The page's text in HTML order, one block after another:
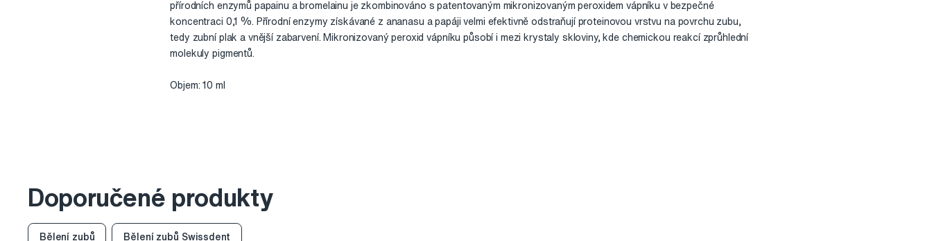
přírodních enzymů papainu a bromelainu je zkombinováno s patentovaným mikronizovaným peroxidem vápníku v bezpečné
koncentraci 0,1 %. Přírodní enzymy získávané z ananasu a papáji velmi efektivně odstraňují proteinovou vrstvu na povrchu zubu,
tedy zubní plak a vnější zabarvení. Mikronizovaný peroxid vápníku působí i mezi krystaly skloviny, kde chemickou reakcí zprůhlední
molekuly pigmentů.
Objem: 10 ml
Doporučené produkty
Bělení zubů Bělení zubů Swissdent